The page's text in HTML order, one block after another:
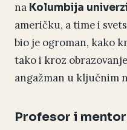
na Kolumbija
američku, a time i
bio je ogroman, kako
tako i kroz
angažman u ključnim
Profesor i